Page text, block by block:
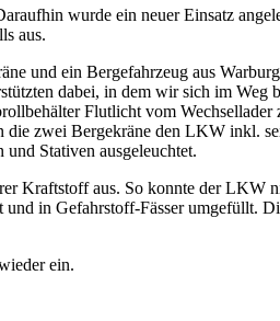
wurde ein neuer Einsatz
aus.
und ein Bergefahrzeug aus
dabei, in dem wir sich im
Flutlicht vom
zwei Bergekräne den LKW inkl.
Stativen ausgeleuchtet.
Kraftstoff aus. So konnte der LKW
in Gefahrstoff-Fässer umgefüllt.
ein.